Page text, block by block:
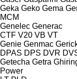
Geka Geko Gema
MCM
Genelec Generac
CTF V20 VB VT
Genie Genmac
DPAS DPS DVR
Getecha Getra
Power